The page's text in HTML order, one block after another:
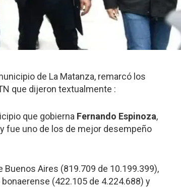
de La Matanza, remarcó los
que dijeron textualmente :
que gobierna Fernando Espinoza,
fue uno de los de mejor desempeño
Aires (819.709 de 10.199.399),
(422.105 de 4.224.688) y